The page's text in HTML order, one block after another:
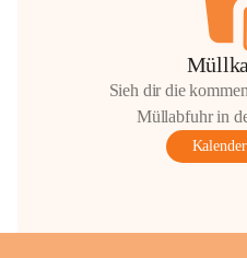
Sieh dir die
Müllabfuhr in